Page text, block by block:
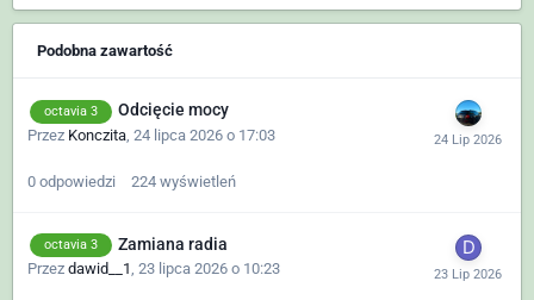
Podobna zawartość
octavia 3 Odcięcie mocy
Przez Konczita 24 lipca 2026 o 17:03
0 odpowiedzi 224 wyświetleń
octavia 3 Zamiana radia
Przez dawid__1, 23 lipca 2026 o 10:23